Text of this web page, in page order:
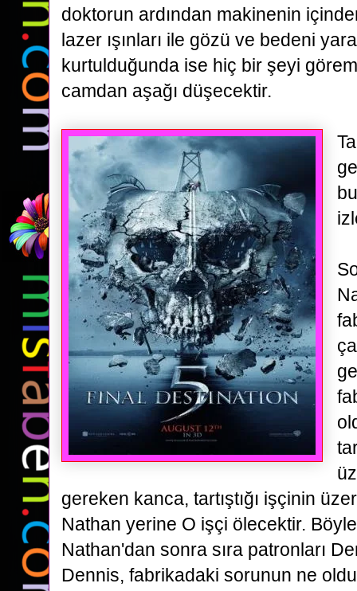
doktorun ardından makinenin
lazer ışınları ile gözü ve bedeni
kurtulduğunda ise hiç bir şeyi
camdan aşağı düşecektir.
gereken kanca, tartıştığı işçinin
Nathan yerine O işçi ölecektir.
Nathan'dan sonra sıra patronları
Dennis, fabrikadaki sorunun ne